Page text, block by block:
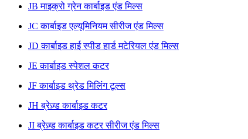
JB माइक्रो ग्रेन कार्बाइड एंड मिल्स
JC कार्बाइड एल्यूमिनियम सीरीज एंड मिल्स
JD कार्बाइड हाई स्पीड हार्ड मटेरियल एंड मिल्स
JE कार्बाइड स्पेशल कटर
JF कार्बाइड थ्रेड मिलिंग टूल्स
JH ब्रेज़्ड कार्बाइड कटर
JI ब्रेज़्ड कार्बाइड कटर सीरीज एंड मिल्स